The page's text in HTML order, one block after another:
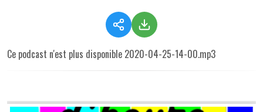
Ce podcast n'est plus disponible 2020-04-25-14-00.mp3